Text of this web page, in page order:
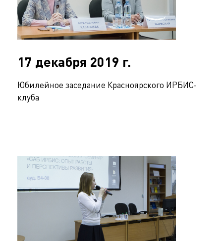
17 декабря 2019 г.
Юбилейное заседание Красноярского ИРБИС-
клуба